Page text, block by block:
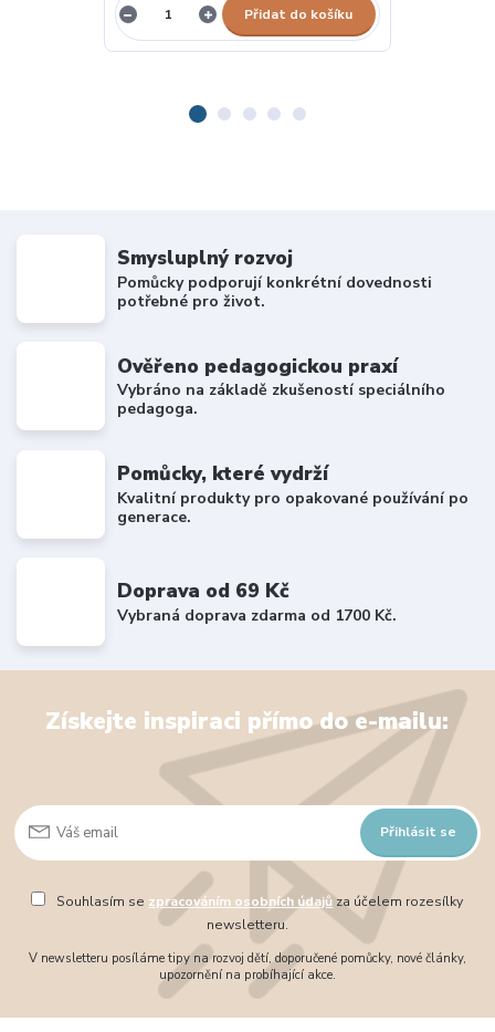
Přidat do košíku
Smysluplný rozvoj
Pomůcky podporují konkrétní dovednosti
potřebné pro život.
Ověřeno pedagogickou praxí
Vybráno na základě zkušeností speciálního
pedagoga.
Pomůcky, které vydrží
Kvalitní produkty pro opakované používání po
generace.
Doprava od 69 Kč
Vybraná doprava zdarma od 1700 Kč.
Získejte inspiraci přímo do e-mailu:
Přihlásit se
Souhlasím se zpracováním osobních údajůza účelem rozesílky
newsletteru.
V newsletteru posíláme tipy na rozvoj dětí, doporučené pomůcky, nové články,
upozornění na probíhající akce.